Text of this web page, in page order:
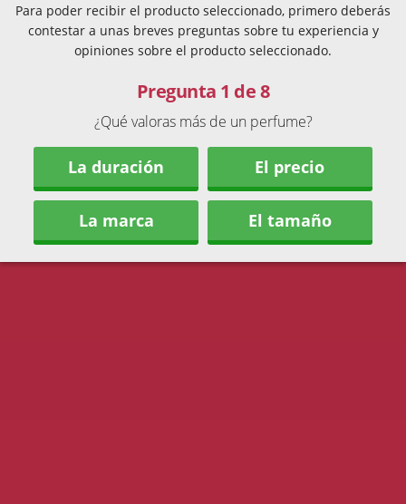
Para poder recibir el producto seleccionado, primero deberás
contestar a unas breves preguntas sobre tu experiencia y
opiniones sobre el producto seleccionado.
Pregunta 1 de 8
¿Qué valoras más de un perfume?
La duración El precio
La marca El tamaño